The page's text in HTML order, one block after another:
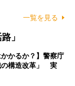
一覧を見る
」
かるか？】警察庁
の構造改革」 実